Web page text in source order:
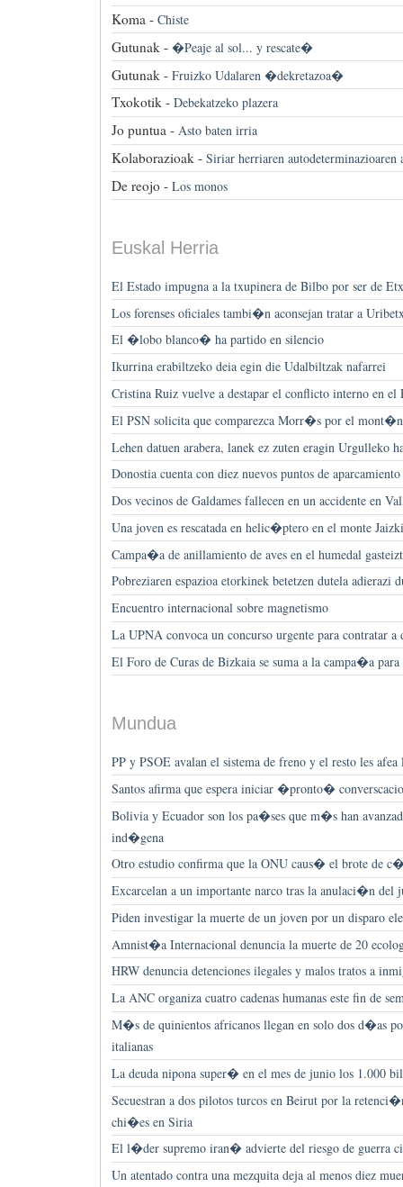
Koma - Chiste
Gutunak - �Peaje al sol... y rescate�
Gutunak - Fruizko Udalaren �dekretazoa�
Txokotik - Debekatzeko plazera
Jo puntua - Asto baten irria
Kolaborazioak - Siriar herriaren autodeterminazioaren
De reojo - Los monos
Euskal Herria
El Estado impugna a la txupinera de Bilbo por ser de
Los forenses oficiales tambi�n aconsejan tratar a
El �lobo blanco� ha partido en silencio
Ikurrina erabiltzeko deia egin die Udalbiltzak nafarrei
Cristina Ruiz vuelve a destapar el conflicto interno en el
El PSN solicita que comparezca Morr�s por el
Lehen datuen arabera, lanek ez zuten eragin Urgulleko
Donostia cuenta con diez nuevos puntos de
Dos vecinos de Galdames fallecen en un accidente en
Una joven es rescatada en helic�ptero en el monte
Campa�a de anillamiento de aves en el humedal
Pobreziaren espazioa etorkinek betetzen dutela adierazi
Encuentro internacional sobre magnetismo
La UPNA convoca un concurso urgente para contratar a
El Foro de Curas de Bizkaia se suma a la campa�a
Mundua
PP y PSOE avalan el sistema de freno y el resto les
Santos afirma que espera iniciar �pronto�
Bolivia y Ecuador son los pa�ses que m�s han
ind�gena
Otro estudio confirma que la ONU caus� el brote de
Excarcelan a un importante narco tras la anulaci�n del
Piden investigar la muerte de un joven por un disparo
Amnist�a Internacional denuncia la muerte de 20
HRW denuncia detenciones ilegales y malos tratos a
La ANC organiza cuatro cadenas humanas este fin de
M�s de quinientos africanos llegan en solo dos d�as
italianas
La deuda nipona super� en el mes de junio los 1.000
Secuestran a dos pilotos turcos en Beirut por la
chi�es en Siria
El l�der supremo iran� advierte del riesgo de guerra
Un atentado contra una mezquita deja al menos diez